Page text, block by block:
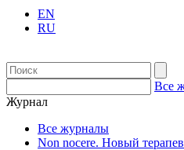
EN
RU
Все
Журнал
Все журналы
Non nocere. Новый